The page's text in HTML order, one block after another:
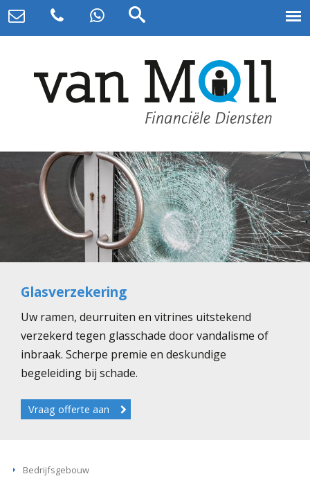
Glasverzekering
Uw ramen, deurruiten en vitrines uitstekend
verzekerd tegen glasschade door vandalisme of
inbraak. Scherpe premie en deskundige
begeleiding bij schade.
Vraag offerte aan
Bedrijfsgebouw